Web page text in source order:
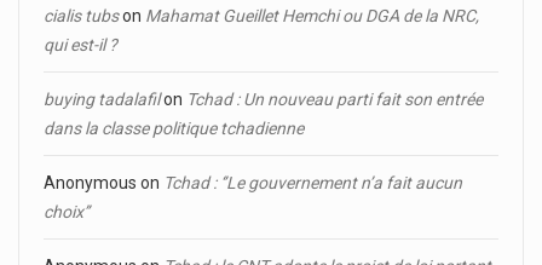
cialis tubson Mahamat Gueillet Hemchi ou DGA de la NRC,
qui est-il ?
buying tadalafilon Tchad : Un nouveau parti fait son entrée
dans la classe politique tchadienne
Anonymous on Tchad : ‘’Le gouvernement n’a fait aucun
choix’’